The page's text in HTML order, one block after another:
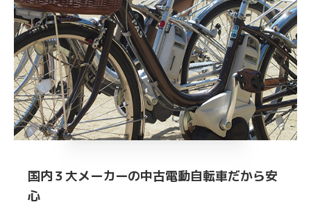
国内３大メーカーの中古電動自転車だから安
心